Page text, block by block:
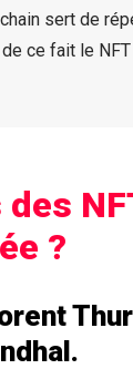
sert de
ce fait le
?